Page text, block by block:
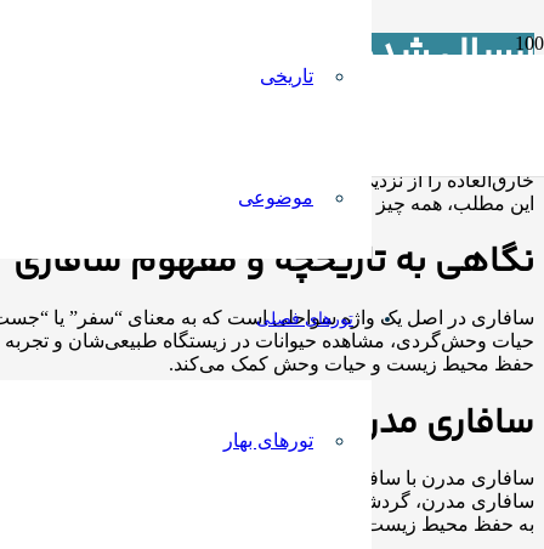
تاریخی
موضوعی
تورهای فصلی
تورهای بهار
ارسال شده توسط مطهره حاجی
خارق‌العاده را از نزدیک ببینید. این نوع سفر که ریشه در آفریقا
این مطلب، همه چیز را درباره سافاری و چگونگی انتخاب بهترین
نگاهی به تاریخچه و مفهوم سافاری
سافاری در اصل یک واژه سواحلی است که به معنای “سفر” یا
حیات وحش‌گردی، مشاهده حیوانات در زیستگاه طبیعی‌شان و تجربه
حفظ محیط زیست و حیات وحش کمک می‌کند.
سافاری مدرن چیست و چه تفاوتی با
سافاری مدرن با سافاری‌های سنتی تفاوت‌های قابل توجهی دارد.
سافاری مدرن، گردشگران با استفاده از وسایل نقلیه مخصوص
به حفظ محیط زیست و حیات وحش نیز کمک می‌کند.